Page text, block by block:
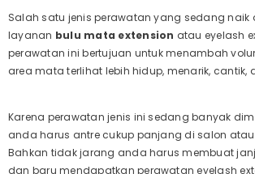
Salah satu jenis perawatan yang sedang
layanan bulu mata extension atau eyelash
perawatan ini bertujuan untuk menambah
area mata terlihat lebih hidup, menarik, cantik,
Karena perawatan jenis ini sedang banyak
anda harus antre cukup panjang di salon atau
Bahkan tidak jarang anda harus membuat
dan baru mendapatkan perawatan eyelash